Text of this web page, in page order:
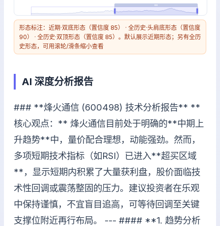
形态标注：近期·双底形态（置信度 85） · 全历史·头肩底形态（置信度
90） · 全历史·双顶形态（置信度 85）。默认展示近期形态；另有全历
史形态，可用滚轮/滑条缩小查看
AI 深度分析报告
### **烽火通信 (600498) 技术分析报告** **
核心观点：** 烽火通信目前处于明确的**中期上
升趋势**中，量价配合理想，动能强劲。然而，
多项短期技术指标（如RSI）已进入**超买区域
**，显示短期内积累了大量获利盘，股价面临技
术性回调或震荡整固的压力。建议投资者在乐观
中保持谨慎，不宜盲目追高，可等待回调至关键
支撑位附近再行布局。 --- #### **1. 趋势分析